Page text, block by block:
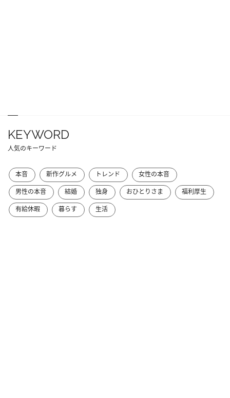
KEYWORD
人気のキーワード
本音 新作グルメ トレンド
女性の本音
男性の本音
結婚 独身 おひとりさま
福利厚生
有給休暇
暮らす 生活